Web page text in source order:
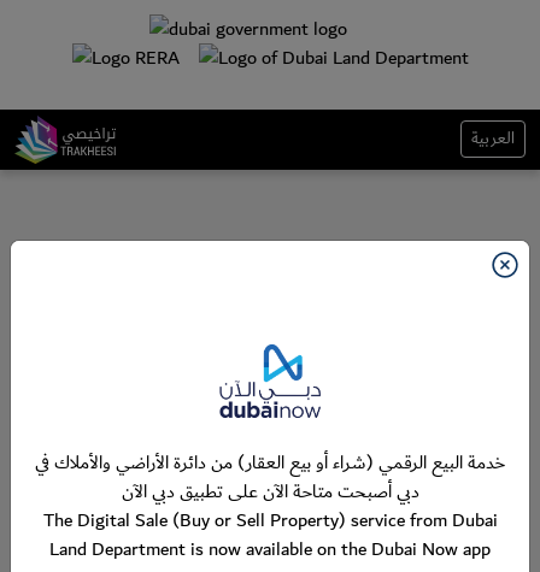
العربية
خدمة البيع الرقمي (شراء أو بيع العقار) من دائرة الأراضي والأملاك في
دبي أصبحت متاحة الآن على تطبيق دبي الآن
The Digital Sale (Buy or Sell Property) service from Dubai
Land Department is now available on the Dubai Now app